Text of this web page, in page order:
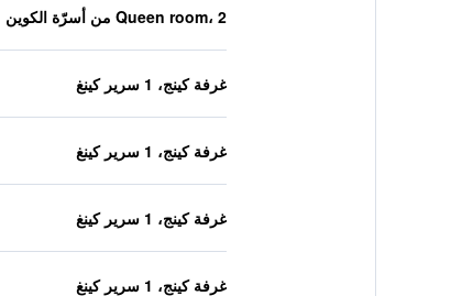
Queen room، 2 من أسرّة الكوين
غرفة كينج، 1 سرير كينغ
غرفة كينج، 1 سرير كينغ
غرفة كينج، 1 سرير كينغ
غرفة كينج، 1 سرير كينغ